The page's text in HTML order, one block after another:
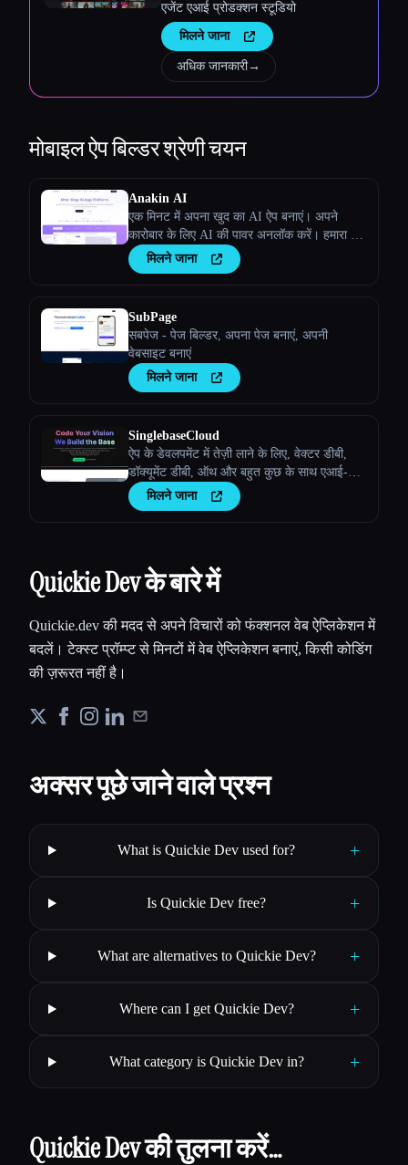
एजेंट एआई प्रोडक्शन स्टूडियो
मिलने जाना
अधिक जानकारी→
मोबाइल ऐप बिल्डरश्रेणी चयन
Anakin AI
एक मिनट में अपना खुद का AI ऐप बनाएं। अपने
कारोबार के लिए AI की पावर अनलॉक करें। हमारा नो-
कोड AI ऐप बिल्डर तुम्हेंं अनोखे, स्टैंडअलोन AI
ऐप्लिकेशन बनाने की सुविधा देता है
मिलने जाना
SubPage
सबपेज - पेज बिल्डर, अपना पेज बनाएं, अपनी
वेबसाइट बनाएं
मिलने जाना
SinglebaseCloud
ऐप के डेवलपमेंट में तेज़ी लाने के लिए, वेक्टर डीबी,
डॉक्यूमेंट डीबी, ऑथ और बहुत कुछ के साथ एआई-
संचालित बैकएंड प्लेटफ़ॉर्म।
मिलने जाना
Quickie Dev के बारे में
Quickie.dev की मदद से अपने विचारों को फंक्शनल वेब ऐप्लिकेशन में
बदलें। टेक्स्ट प्रॉम्प्ट से मिनटों में वेब ऐप्लिकेशन बनाएं, किसी कोडिंग
की ज़रूरत नहीं है।
अक्सर पूछे जाने वाले प्रश्न
What is Quickie Dev used for? +
Is Quickie Dev free? +
What are alternatives to Quickie Dev? +
Where can I get Quickie Dev? +
What category is Quickie Dev in? +
Quickie Dev की तुलना करें…